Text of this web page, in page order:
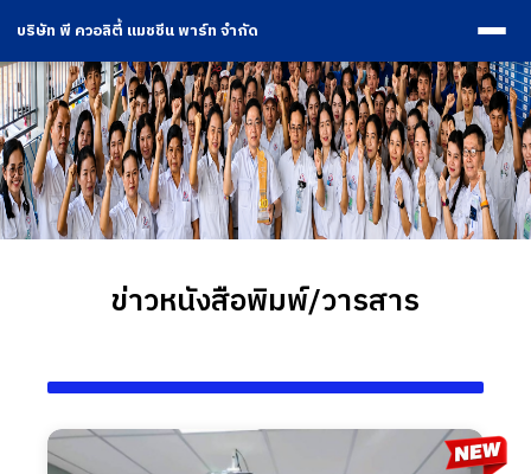
บริษัท พี ควอลิตี้ แมชชีน พาร์ท จำกัด
ข่าวหนังสือพิมพ์/วารสาร